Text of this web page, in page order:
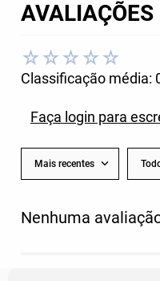
AVALIAÇÕES
☆ ☆ ☆ ☆ ☆
Classificação média:
Faça login para
Mais recentes
Nenhuma